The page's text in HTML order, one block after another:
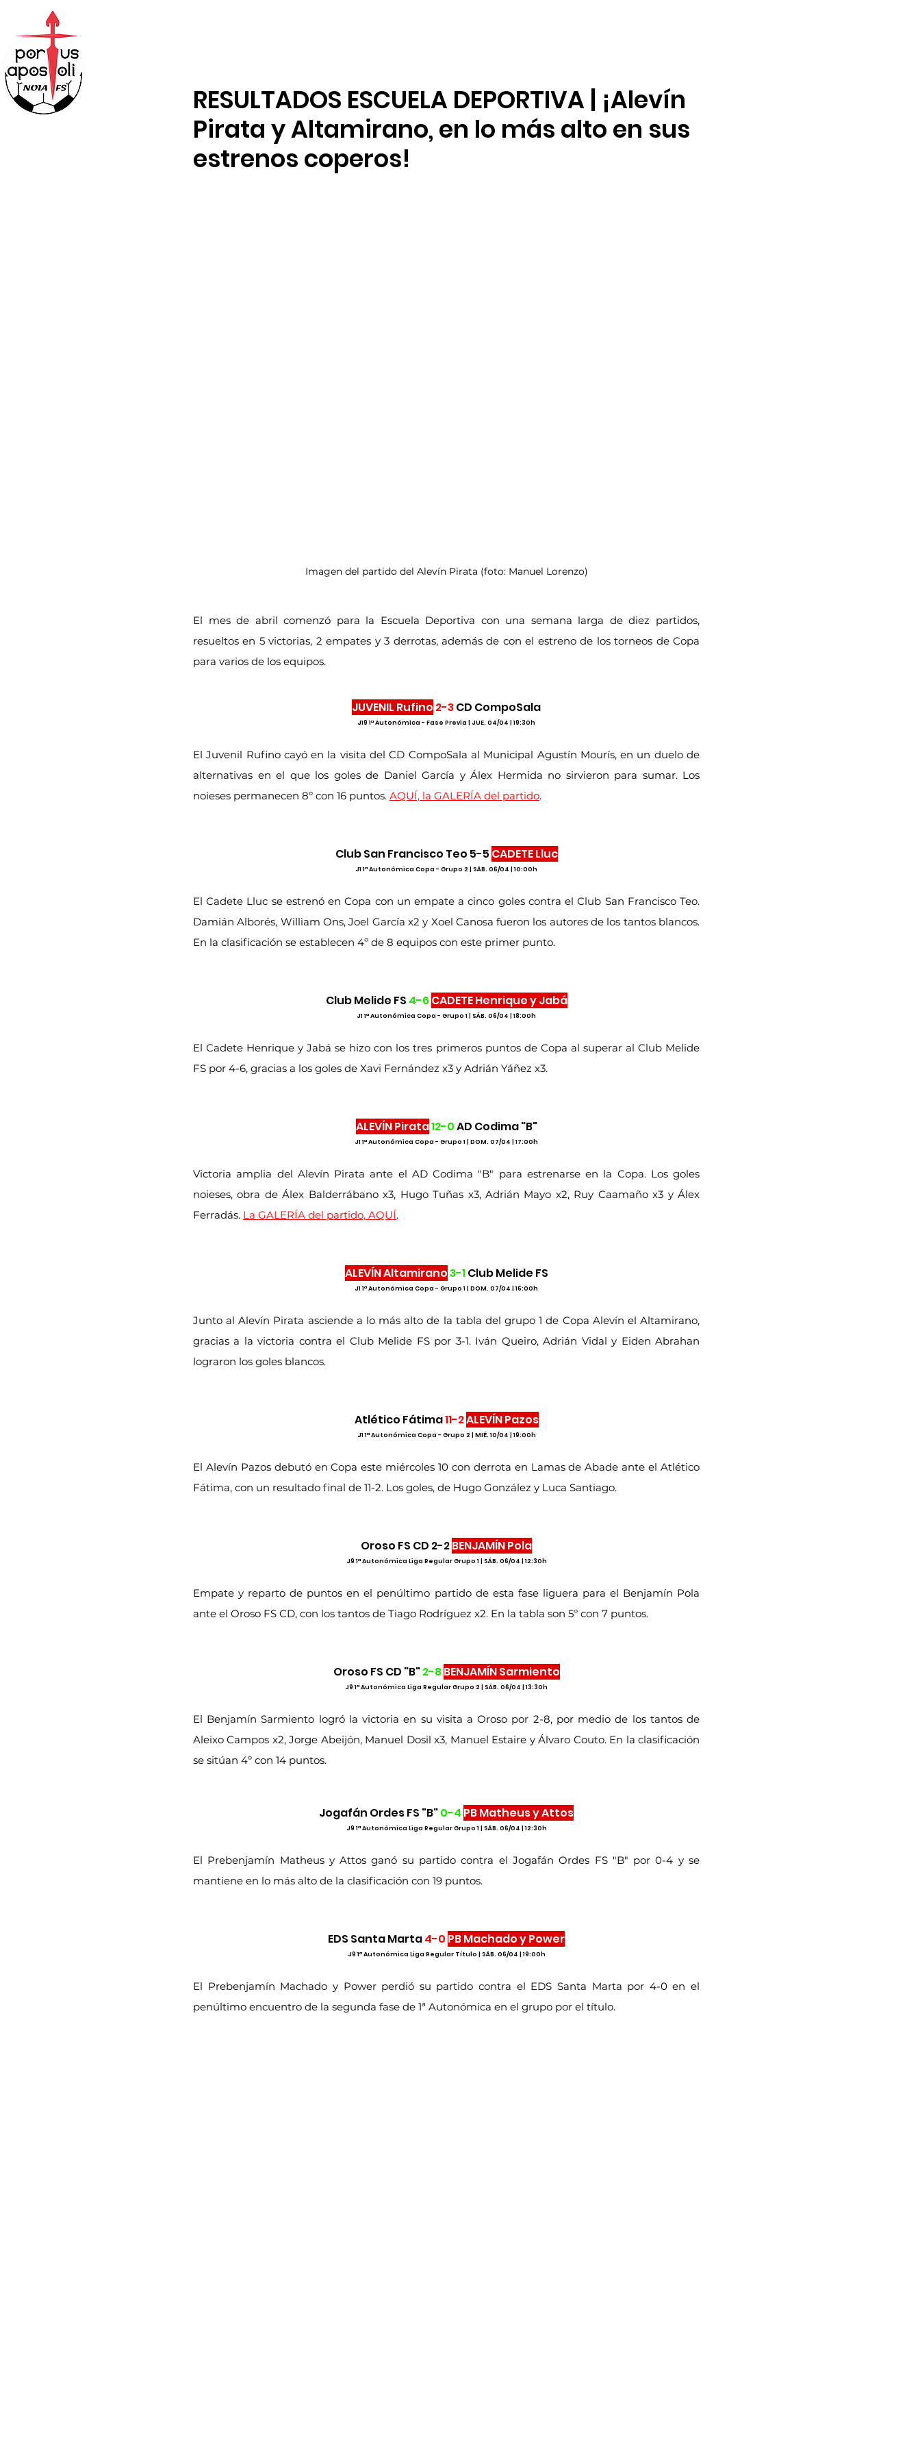
RESULTADOS ESCUELA DEPORTIVA | ¡Alevín
Pirata y Altamirano, en lo más alto en sus
estrenos coperos!
Imagen del partido del Alevín Pirata (foto: Manuel Lorenzo)
El mes de abril comenzó para la Escuela Deportiva con una semana larga de diez partidos,
resueltos en 5 victorias, 2 empates y 3 derrotas, además de con el estreno de los torneos de Copa
para varios de los equipos.
JUVENIL Rufino 2-3 CD CompoSala
J19 1ª Autonómica - Fase Previa | JUE. 04/04 | 19:30h
El Juvenil Rufino cayó en la visita del CD CompoSala al Municipal Agustín Mourís, en un duelo de
alternativas en el que los goles de Daniel García y Álex Hermida no sirvieron para sumar. Los
noieses permanecen 8º con 16 puntos. AQUÍ, la GALERÍA del partido.
Club San Francisco Teo 5-5 CADETE Lluc
J1 1ª Autonómica Copa - Grupo 2 | SÁB. 06/04 | 10:00h
El Cadete Lluc se estrenó en Copa con un empate a cinco goles contra el Club San Francisco Teo.
Damián Alborés, William Ons, Joel García x2 y Xoel Canosa fueron los autores de los tantos blancos.
En la clasificación se establecen 4º de 8 equipos con este primer punto.
Club Melide FS 4-6CADETE Henrique y Jabá
J1 1ª Autonómica Copa - Grupo 1 | SÁB. 06/04 | 18:00h
El Cadete Henrique y Jabá se hizo con los tres primeros puntos de Copa al superar al Club Melide
FS por 4-6, gracias a los goles de Xavi Fernández x3 y Adrián Yáñez x3.
ALEVÍN Pirata12-0 AD Codima "B"
J1 1ª Autonómica Copa - Grupo 1 | DOM. 07/04 | 17:00h
Victoria amplia del Alevín Pirata ante el AD Codima "B" para estrenarse en la Copa. Los goles
noieses, obra de Álex Balderrábano x3, Hugo Tuñas x3, Adrián Mayo x2, Ruy Caamaño x3 y Álex
Ferradás. La GALERÍA del partido, AQUÍ.
ALEVÍN Altamirano3-1 Club Melide FS
J1 1ª Autonómica Copa - Grupo 1 | DOM. 07/04 | 16:00h
Junto al Alevín Pirata asciende a lo más alto de la tabla del grupo 1 de Copa Alevín el Altamirano,
gracias a la victoria contra el Club Melide FS por 3-1. Iván Queiro, Adrián Vidal y Eiden Abrahan
lograron los goles blancos.
Atlético Fátima 11-2ALEVÍN Pazos
J1 1ª Autonómica Copa - Grupo 2 | MIÉ. 10/04 | 19:00h
El Alevín Pazos debutó en Copa este miércoles 10 con derrota en Lamas de Abade ante el Atlético
Fátima, con un resultado final de 11-2. Los goles, de Hugo González y Luca Santiago.
Oroso FS CD 2-2 BENJAMÍN Pola
J9 1ª Autonómica Liga Regular Grupo 1 | SÁB. 06/04 | 12:30h
Empate y reparto de puntos en el penúltimo partido de esta fase liguera para el Benjamín Pola
ante el Oroso FS CD, con los tantos de Tiago Rodríguez x2. En la tabla son 5º con 7 puntos.
Oroso FS CD "B" 2-8BENJAMÍN Sarmiento
J9 1ª Autonómica Liga Regular Grupo 2 | SÁB. 06/04 | 13:30h
El Benjamín Sarmiento logró la victoria en su visita a Oroso por 2-8, por medio de los tantos de
Aleixo Campos x2, Jorge Abeijón, Manuel Dosil x3, Manuel Estaire y Álvaro Couto. En la clasificación
se sitúan 4º con 14 puntos.
Jogafán Ordes FS "B" 0-4 PB Matheus y Attos
J9 1ª Autonómica Liga Regular Grupo 1 | SÁB. 06/04 | 12:30h
El Prebenjamín Matheus y Attos ganó su partido contra el Jogafán Ordes FS "B" por 0-4 y se
mantiene en lo más alto de la clasificación con 19 puntos.
EDS Santa Marta 4-0 PB Machado y Power
J9 1ª Autonómica Liga Regular Título | SÁB. 06/04 | 19:00h
El Prebenjamín Machado y Power perdió su partido contra el EDS Santa Marta por 4-0 en el
penúltimo encuentro de la segunda fase de 1ª Autonómica en el grupo por el título.